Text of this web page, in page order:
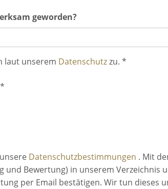
geworden?
laut unserem Datenschutzzu. *
Datenschutzbestimmungen . Mit
und Bewertung) in unserem Verzeichnis
per Email bestätigen. Wir tun dieses